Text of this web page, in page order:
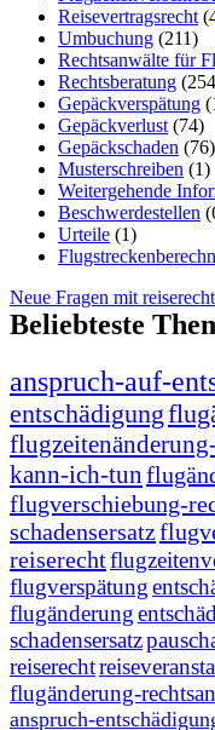
Reisevertragsrecht
Umbuchung (211)
Rechtsanwälte für
Rechtsberatung
Gepäckverspätung
Gepäckverlust (74)
Gepäckschaden (76)
Musterschreiben (1)
Weitergehende
Beschwerdestellen
Urteile (1)
Neue Fragen mit
Beliebteste
anspruch-auf-
entschädigung
kann-ich-tun
flugverschiebung-
schadensersatz
reiserecht
flugverspätung
flugänderung
schadensersatz
reiserecht
flugänderung-
anspruch-